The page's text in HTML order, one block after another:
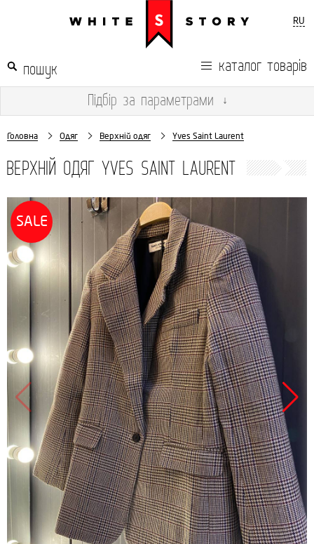
RU
каталог товарів
Підбір за параметрами ↓
Головна Одяг Верхній одяг Yves Saint Laurent
ВЕРХНІЙ ОДЯГ YVES SAINT LAURENT
SALE